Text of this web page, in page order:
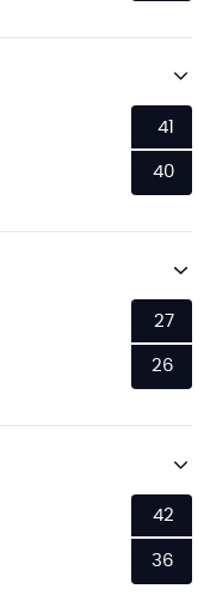
41
40
27
26
42
36